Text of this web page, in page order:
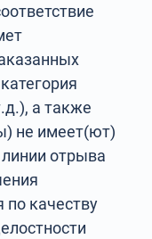
а также
не имеет(ют)
отрыва
по качеству